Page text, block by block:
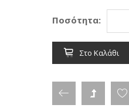
Ποσότητα:
Στο Καλάθι